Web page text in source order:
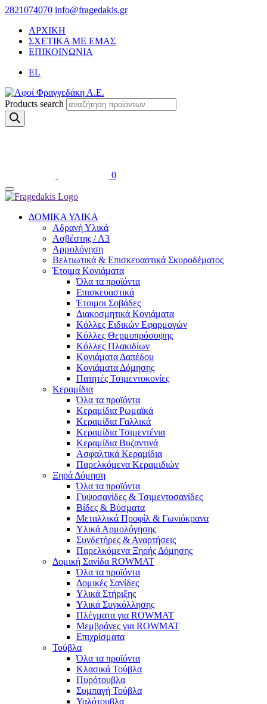
2821074070 info@fragedakis.gr
ΑΡΧΙΚΗ
ΣΧΕΤΙΚΑ ΜΕ ΕΜΑΣ
ΕΠΙΚΟΙΝΩΝΙΑ
EL
Products search
0
ΔΟΜΙΚΑ ΥΛΙΚΑ
Αδρανή Υλικά
Ασβέστης / Α3
Αρμολόγηση
Βελτιωτικά & Επισκευαστικά Σκυροδέματος
Έτοιμα Κονιάματα
Όλα τα προϊόντα
Επισκευαστικά
Έτοιμοι Σοβάδες
Διακοσμητικά Κονιάματα
Κόλλες Ειδικών Εφαρμογών
Κόλλες Θερμοπρόσοψης
Κόλλες Πλακιδίων
Κονιάματα Δαπέδου
Κονιάματα Δόμησης
Πατητές Τσιμεντοκονίες
Κεραμίδια
Όλα τα προϊόντα
Κεραμίδια Ρωμαϊκά
Κεραμίδια Γαλλικά
Κεραμίδια Τσιμεντένια
Κεραμίδια Βυζαντινά
Ασφαλτικά Κεραμίδια
Παρελκόμενα Κεραμιδιών
Ξηρά Δόμηση
Όλα τα προϊόντα
Γυψοσανίδες & Τσιμεντοσανίδες
Βίδες & Βύσματα
Μεταλλικά Προφίλ & Γωνιόκρανα
Υλικά Αρμολόγησης
Συνδετήρες & Αναρτήσεις
Παρελκόμενα Ξηρής Δόμησης
Δομική Σανίδα ROWMAT
Όλα τα προϊόντα
Δομικές Σανίδες
Υλικά Στήριξης
Υλικά Συγκόλλησης
Πλέγματα για ROWMAT
Μεμβράνες για ROWMAT
Επιχρίσματα
Τούβλα
Όλα τα προϊόντα
Κλασικά Τούβλα
Πυρότουβλα
Συμπαγή Τούβλα
Υαλότουβλα